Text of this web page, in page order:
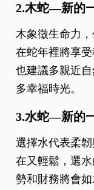
2.木蛇—新的
木象徵生命力
在蛇年裡將享
也建議多親近
多幸福時光。
3.水蛇—新的
選擇水代表柔
在又輕鬆，選
勢和財務將會